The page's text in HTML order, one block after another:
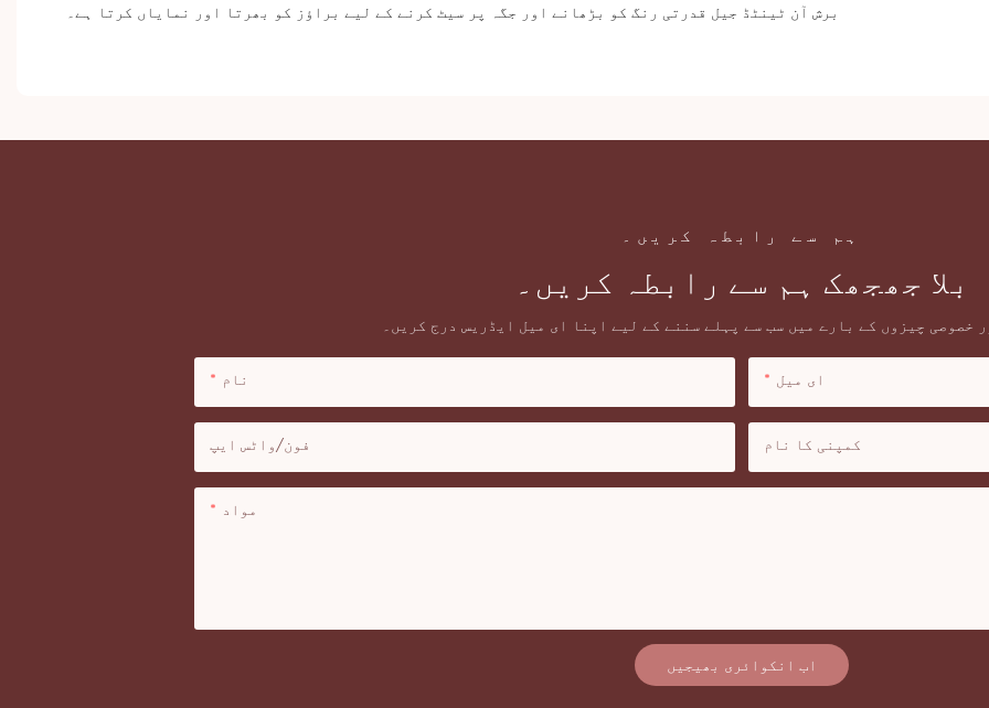
برش آن ٹینٹڈ جیل قدرتی رنگ کو بڑھانے اور جگہ پر سیٹ کرنے کے لیے براؤز کو بھرتا اور نمایاں کرتا ہے۔
ہم سے رابطہ کریں۔
بلا جھجھک ہم سے رابطہ کریں۔
خصوصی چیزوں کے بارے میں سب سے پہلے سننے کے لیے اپنا ای میل ایڈریس درج کریں۔
نام ای میل
فون/واٹس ایپ کمپنی کا نام
مواد
اب انکوائری بھیجیں